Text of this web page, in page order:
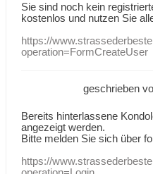
Sie sind noch kein
kostenlos und nutzen Sie
https://
operation=FormCreateUser
geschrieben
Bereits hinterlassene
angezeigt werden.
Bitte melden Sie sich über
https://